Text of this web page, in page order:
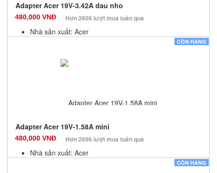
Adapter Acer 19V-3.42A dau nho
480,000 VNĐ Hơn 2606 lượt mua tuần qua
Nhà sản xuất: Acer
Số lượng: 10
CÒN HÀNG
Adapter Acer 19V-1.58A mini
480,000 VNĐ Hơn 2696 lượt mua tuần qua
Nhà sản xuất: Acer
CÒN HÀNG